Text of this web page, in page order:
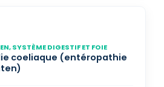
SYSTÈME DIGESTIF ET FOIE
coeliaque (entéropathie